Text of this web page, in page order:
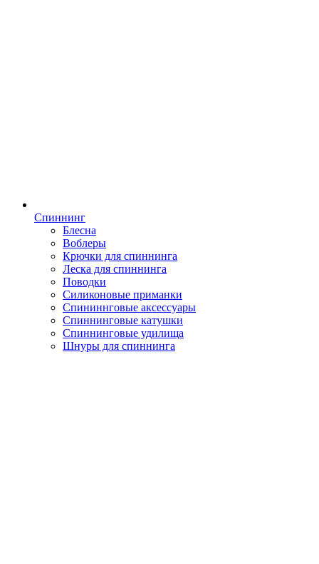
Спиннинг
Блесна
Воблеры
Крючки для спиннинга
Леска для спиннинга
Поводки
Силиконовые приманки
Спининнговые аксессуары
Спиннинговые катушки
Спиннинговые удилища
Шнуры для спиннинга